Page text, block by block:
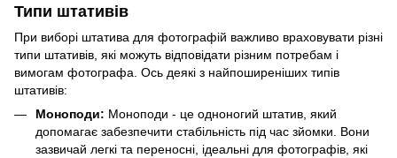
Типи штативів
При виборі штатива для фотографій важливо враховувати різні
типи штативів, які можуть відповідати різним потребам і
вимогам фотографа. Ось деякі з найпоширеніших типів
штативів:
Моноподи: Моноподи - це одноногий штатив, який
допомагає забезпечити стабільність під час зйомки. Вони
зазвичай легкі та переносні, ідеальні для фотографів, які